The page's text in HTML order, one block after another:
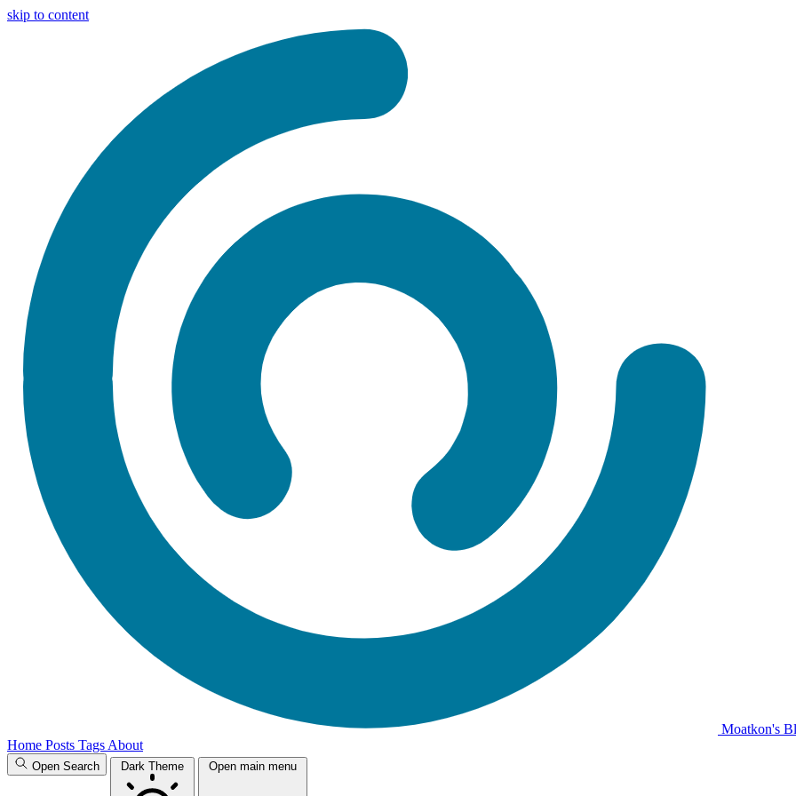
skip to content
Moatkon's
Home Posts Tags About
Open Search Dark Theme Open main menu